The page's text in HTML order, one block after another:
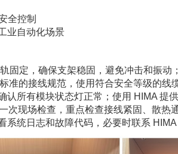
全控制
业自动化场景
固定，确保支架稳固，避免冲击和振动
准的接线规范，使用符合安全等级的线
认所有模块状态灯正常；使用 HIMA 提
次现场检查，重点检查接线紧固、散热
系统日志和故障代码，必要时联系